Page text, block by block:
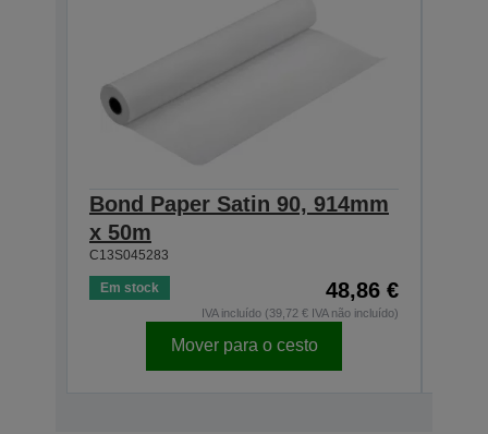
Bond Paper Satin 90, 914mm
x 50m
C13S045283
Em stock 48,86 €
IVA incluído (39,72 € IVA não incluído)
Mover para o cesto